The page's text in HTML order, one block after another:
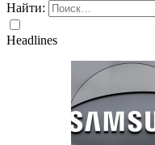
Найти:
Headlines